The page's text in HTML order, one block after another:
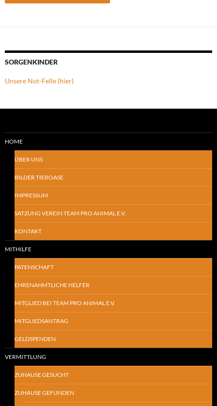
SORGENKINDER
Unsere Not-Felle (hier)
HOME
ÜBER UNS
BILDER TIEROASE
IMPRESSUM
SATZUNG VEREIN TEAM PRO ANIMAL E.V.
KONTAKT
MITHILFE
PATENSCHAFT
EHRENAHMTLICHE HELFER
MITGLIED BEI TEAM PRO ANIMAL E.V.
MITGLIEDSANTRAG
GELDSPENDEN
VERMITTLUNG
ZUHAUSE GESUCHT
ZUHAUSE GEFUNDEN